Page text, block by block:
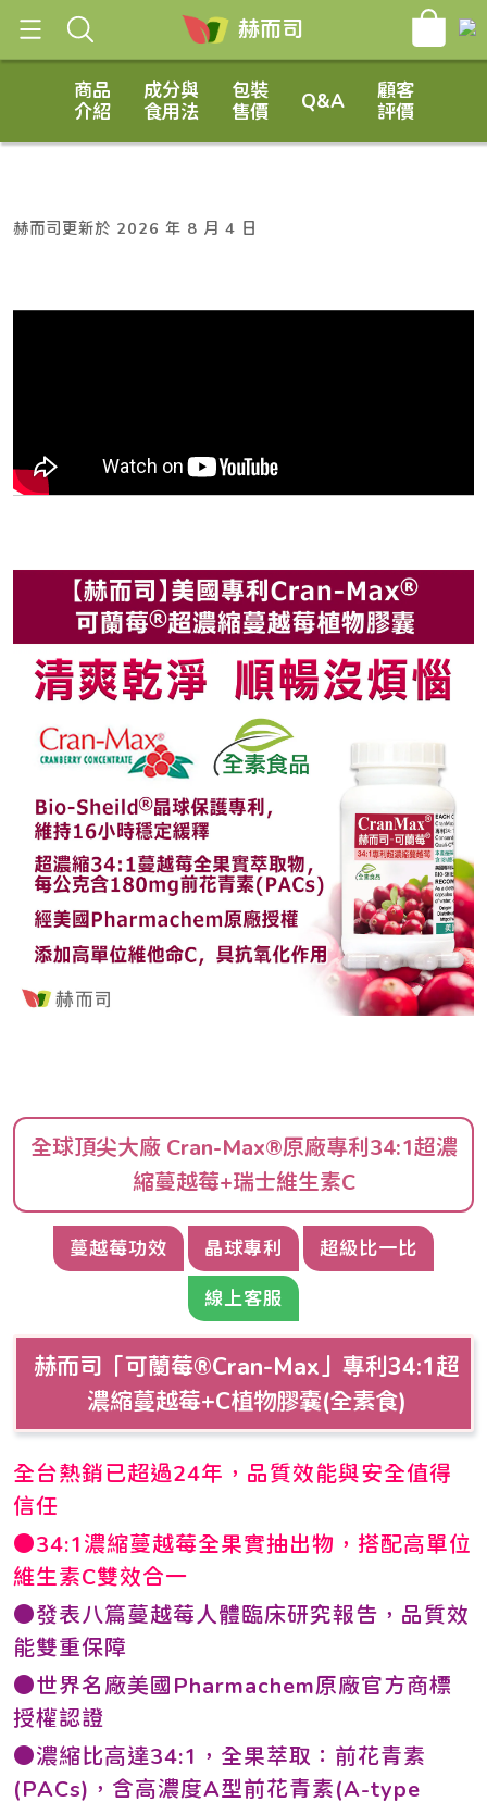
赫而司
赫而司更新於 2026 年 8 月 4 日
商品
介紹
成分與
食用法
包裝
售價
Q&A
顧客
評價
全球頂尖大廠 Cran-Max®原廠專利34:1超濃
縮蔓越莓+瑞士維生素C
蔓越莓功效 晶球專利 超級比一比
線上客服
赫而司「可蘭莓®Cran-Max」專利34:1超
濃縮蔓越莓+C植物膠囊(全素食)
全台熱銷已超過24年，品質效能與安全值得
信任
●34:1濃縮蔓越莓全果實抽出物，搭配高單位
維生素C雙效合一
●發表八篇蔓越莓人體臨床研究報告，品質效
能雙重保障
●世界名廠美國Pharmachem原廠官方商標
授權認證
●濃縮比高達34:1，全果萃取：前花青素
(PACs)，含高濃度A型前花青素(A-type